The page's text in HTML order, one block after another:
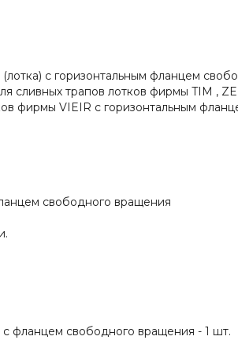
с горизонтальным фланцем
сливных трапов лотков фирмы TIM ,
фирмы VIEIR с горизонтальным
свободного вращения
фланцем свободного вращения - 1 шт.